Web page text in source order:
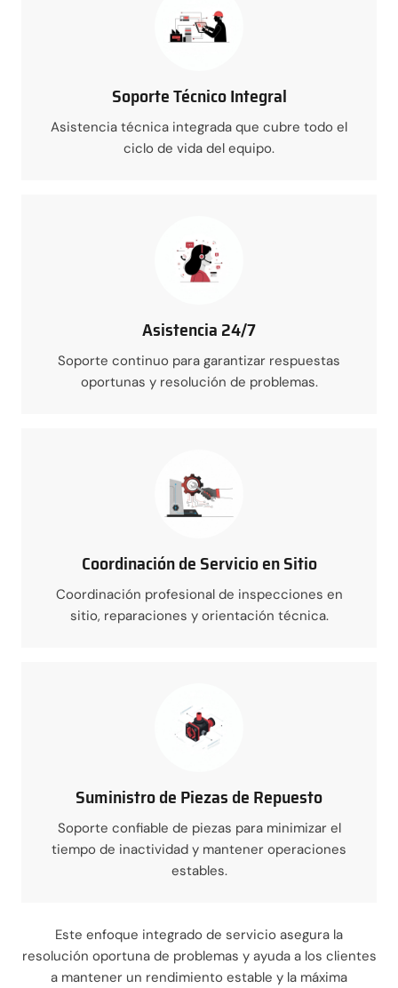
Soporte Técnico Integral
Asistencia técnica integrada que cubre todo el
ciclo de vida del equipo.
Asistencia 24/7
Soporte continuo para garantizar respuestas
oportunas y resolución de problemas.
Coordinación de Servicio en Sitio
Coordinación profesional de inspecciones en
sitio, reparaciones y orientación técnica.
Suministro de Piezas de Repuesto
Soporte confiable de piezas para minimizar el
tiempo de inactividad y mantener operaciones
estables.
Este enfoque integrado de servicio asegura la
resolución oportuna de problemas y ayuda a los clientes
a mantener un rendimiento estable y la máxima